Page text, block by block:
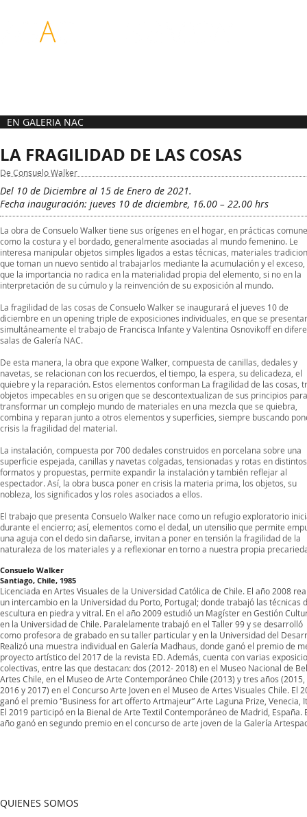
EN GALERIA NAC
LA FRAGILIDAD DE LAS COSAS
De Consuelo Walker
Del 10 de Diciembre al 15 de Enero de 2021.
Fecha inauguración: jueves 10 de diciembre, 16.00 – 22.00 hrs
La obra de Consuelo Walker tiene sus orígenes en el hogar, en prácticas
como la costura y el bordado, generalmente asociadas al mundo femenino. Le
interesa manipular objetos simples ligados a estas técnicas, materiales
que toman un nuevo sentido al trabajarlos mediante la acumulación y el exceso,
que la importancia no radica en la materialidad propia del elemento, si no en la
interpretación de su cúmulo y la reinvención de su exposición al mundo.
La fragilidad de las cosas de Consuelo Walker se inaugurará el jueves 10 de
diciembre en un opening triple de exposiciones individuales, en que se
simultáneamente el trabajo de Francisca Infante y Valentina Osnovikoff en
salas de Galería NAC.
De esta manera, la obra que expone Walker, compuesta de canillas, dedales y
navetas, se relacionan con los recuerdos, el tiempo, la espera, su delicadeza, el
quiebre y la reparación. Estos elementos conforman La fragilidad de las cosas,
objetos impecables en su origen que se descontextualizan de sus principios para
transformar un complejo mundo de materiales en una mezcla que se quiebra,
combina y reparan junto a otros elementos y superficies, siempre buscando
crisis la fragilidad del material.
La instalación, compuesta por 700 dedales construidos en porcelana sobre una
superficie espejada, canillas y navetas colgadas, tensionadas y rotas en distintos
formatos y propuestas, permite expandir la instalación y también reflejar al
espectador. Así, la obra busca poner en crisis la materia prima, los objetos, su
nobleza, los significados y los roles asociados a ellos.
El trabajo que presenta Consuelo Walker nace como un refugio exploratorio
durante el encierro; así, elementos como el dedal, un utensilio que permite
una aguja con el dedo sin dañarse, invitan a poner en tensión la fragilidad de la
naturaleza de los materiales y a reflexionar en torno a nuestra propia
Consuelo Walker
Santiago, Chile, 1985
Licenciada en Artes Visuales de la Universidad Católica de Chile. El año 2008
un intercambio en la Universidad du Porto, Portugal; donde trabajó las técnicas
escultura en piedra y vitral. En el año 2009 estudió un Magíster en Gestión
en la Universidad de Chile. Paralelamente trabajó en el Taller 99 y se desarrolló
como profesora de grabado en su taller particular y en la Universidad del
Realizó una muestra individual en Galería Madhaus, donde ganó el premio de
proyecto artístico del 2017 de la revista ED. Además, cuenta con varias
colectivas, entre las que destacan: dos (2012- 2018) en el Museo Nacional de
Artes Chile, en el Museo de Arte Contemporáneo Chile (2013) y tres años (2015,
2016 y 2017) en el Concurso Arte Joven en el Museo de Artes Visuales Chile. El
ganó el premio “Business for art offerto Artmajeur” Arte Laguna Prize, Venecia,
El 2019 participó en la Bienal de Arte Textil Contemporáneo de Madrid, España.
año ganó en segundo premio en el concurso de arte joven de la Galería
QUIENES SOMOS